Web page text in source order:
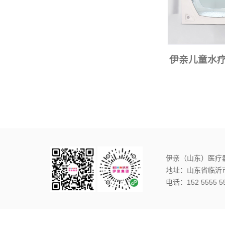
伊亲儿童水
伊亲（山东）医疗
地址：山东省临沂
电话：152 5555